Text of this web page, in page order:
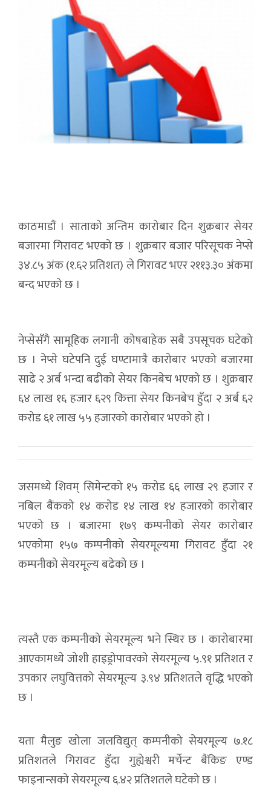
काठमाडौं । साताको अन्तिम कारोबार दिन शुक्रबार सेयर
बजारमा गिरावट भएको छ । शुक्रबार बजार परिसूचक नेप्से
३४.८५ अंक (१.६२ प्रतिशत) ले गिरावट भएर २११३.३० अंकमा
बन्द भएको छ ।
नेप्सेसँगै सामूहिक लगानी कोषबाहेक सबै उपसूचक घटेको
छ । नेप्से घटेपनि दुई घण्टामात्रै कारोबार भएको बजारमा
साढे २ अर्ब भन्दा बढीको सेयर किनबेच भएको छ । शुक्रबार
६४ लाख १६ हजार ६२९ कित्ता सेयर किनबेच हुँदा २ अर्ब ६२
करोड ६१ लाख ५५ हजारको कारोबार भएको हो ।
जसमध्ये शिवम् सिमेन्टको १५ करोड ६६ लाख २९ हजार र
नबिल बैंकको १४ करोड १४ लाख १४ हजारको कारोबार
भएको छ । बजारमा १७९ कम्पनीको सेयर कारोबार
भएकोमा १५७ कम्पनीको सेयरमूल्यमा गिरावट हुँदा २१
कम्पनीको सेयरमूल्य बढेको छ ।
त्यस्तै एक कम्पनीको सेयरमूल्य भने स्थिर छ । कारोबारमा
आएकामध्ये जोशी हाइड्रोपावरको सेयरमूल्य ५.९१ प्रतिशत र
उपकार लघुवित्तको सेयरमूल्य ३.९४ प्रतिशतले वृद्धि भएको
छ ।
यता मैलुङ खोला जलविद्युत् कम्पनीको सेयरमूल्य ७.१८
प्रतिशतले गिरावट हुँदा गुह्येश्वरी मर्चेन्ट बैंकिङ एण्ड
फाइनान्सको सेयरमूल्य ६.४२ प्रतिशतले घटेको छ ।